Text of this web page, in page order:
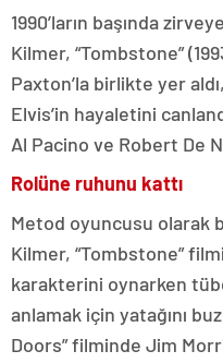
1990’ların başında
Kilmer, “Tombstone”
Paxton’la birlikte yer
Elvis’in hayaletini
Al Pacino ve Robert De
Rolüne ruhunu kattı
Metod oyuncusu olarak
Kilmer, “Tombstone”
karakterini oynarken
anlamak için yatağını
Doors” filminde Jim